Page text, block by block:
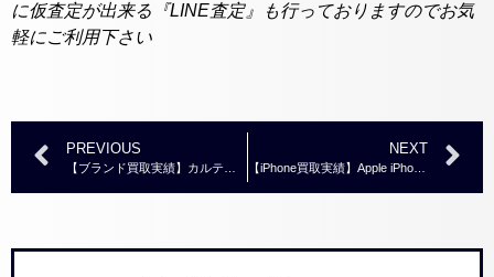
に仮査定が出来る『LINE査定』も行っておりますのでお気
軽にご利用下さい
PREVIOUS
【ブランド買取実績】カルティエ K18WG ラブリング
NEXT
【iPhone買取実績】Apple iPhone 16e ホワイト128GB SIMフリー